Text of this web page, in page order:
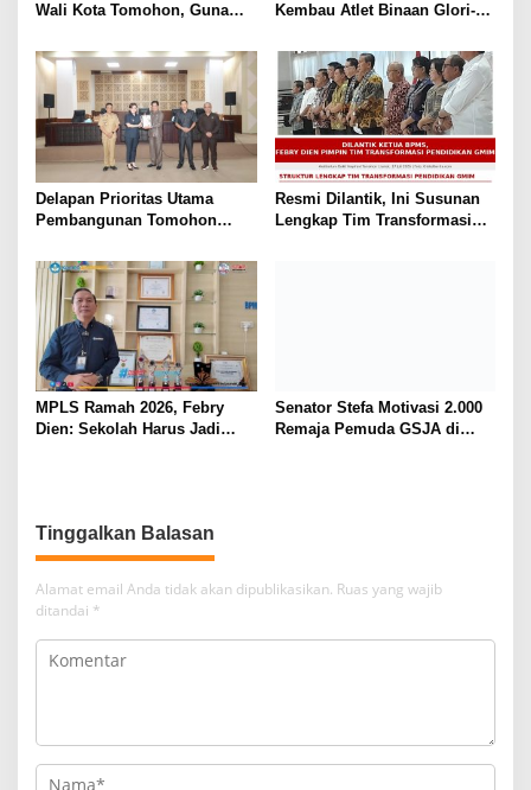
Wali Kota Tomohon, Guna
Kembau Atlet Binaan Glori-A
Tunggal dan Juara 3 Ganda di
Huanghua Cup 2026 China
Delapan Prioritas Utama
Pembangunan Tomohon
ke DPRD
Resmi Dilantik, Ini Susunan
Lengkap Tim Transformasi
MPLS Ramah 2026, Febry
Dien: Sekolah Harus Jadi
Senator Stefa Motivasi 2.000
Remaja Pemuda GSJA di
Tinggalkan Balasan
Alamat email Anda tidak akan dipublikasikan. Ruas yang wajib
ditandai *